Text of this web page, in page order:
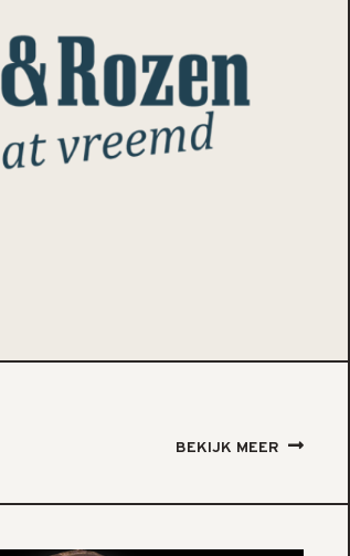
BEKIJK MEER